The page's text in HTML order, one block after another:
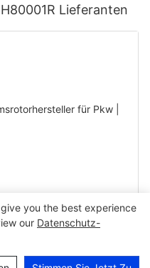
Lieferanten
you the best experience
our Datenschutz-